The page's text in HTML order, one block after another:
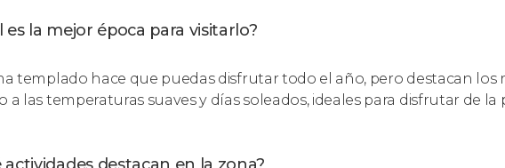
es la mejor época para visitarlo?
templado hace que puedas disfrutar todo el año, pero destacan los
a las temperaturas suaves y días soleados, ideales para disfrutar de la